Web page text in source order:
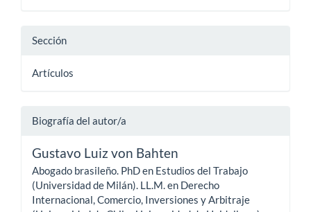
Sección
Artículos
Biografía del autor/a
Gustavo Luiz von Bahten
Abogado brasileño. PhD en Estudios del Trabajo
(Universidad de Milán). LL.M. en Derecho
Internacional, Comercio, Inversiones y Arbitraje